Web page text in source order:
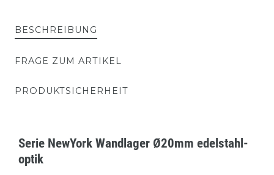
BESCHREIBUNG
FRAGE ZUM ARTIKEL
PRODUKTSICHERHEIT
Serie NewYork Wandlager Ø20mm edelstahl-
optik